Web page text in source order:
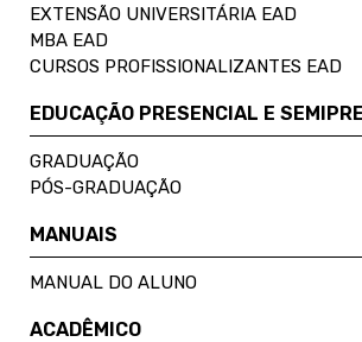
EXTENSÃO UNIVERSITÁRIA EAD
MBA EAD
CURSOS PROFISSIONALIZANTES EAD
EDUCAÇÃO PRESENCIAL E
GRADUAÇÃO
PÓS-GRADUAÇÃO
MANUAIS
MANUAL DO ALUNO
ACADÊMICO